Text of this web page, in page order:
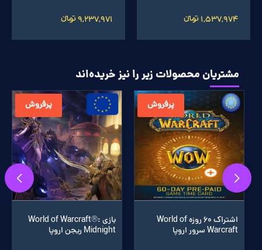
1,537,974 تومانءءء 9,237,971 تومانءءء
مشتریان محصولات زیر را نیز خریده‌اند
پرفروش
اشتراک 60 روزه World of
Warcraft سرور اروپا
پرفروش
بازی World of Warcraft®:
Midnight ریجن اروپا